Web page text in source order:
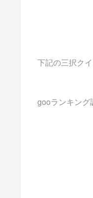
下記の三択ク
gooランキング